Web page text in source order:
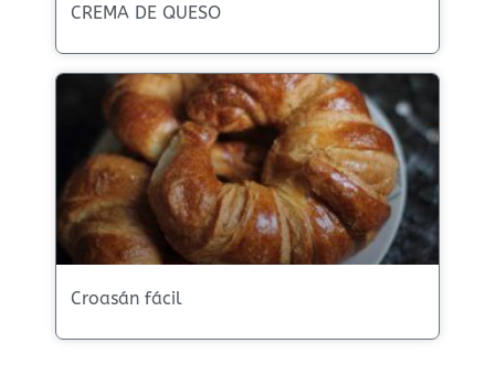
CREMA DE QUESO
Croasán fácil